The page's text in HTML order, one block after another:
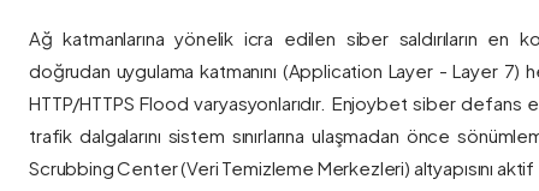
Ağ katmanlarına yönelik icra edilen siber saldırıların en
doğrudan uygulama katmanını (Application Layer - Layer 7)
HTTP/HTTPS Flood varyasyonlarıdır. Enjoybet siber
trafik dalgalarını sistem sınırlarına ulaşmadan önce
Scrubbing Center (Veri Temizleme Merkezleri) altyapısını